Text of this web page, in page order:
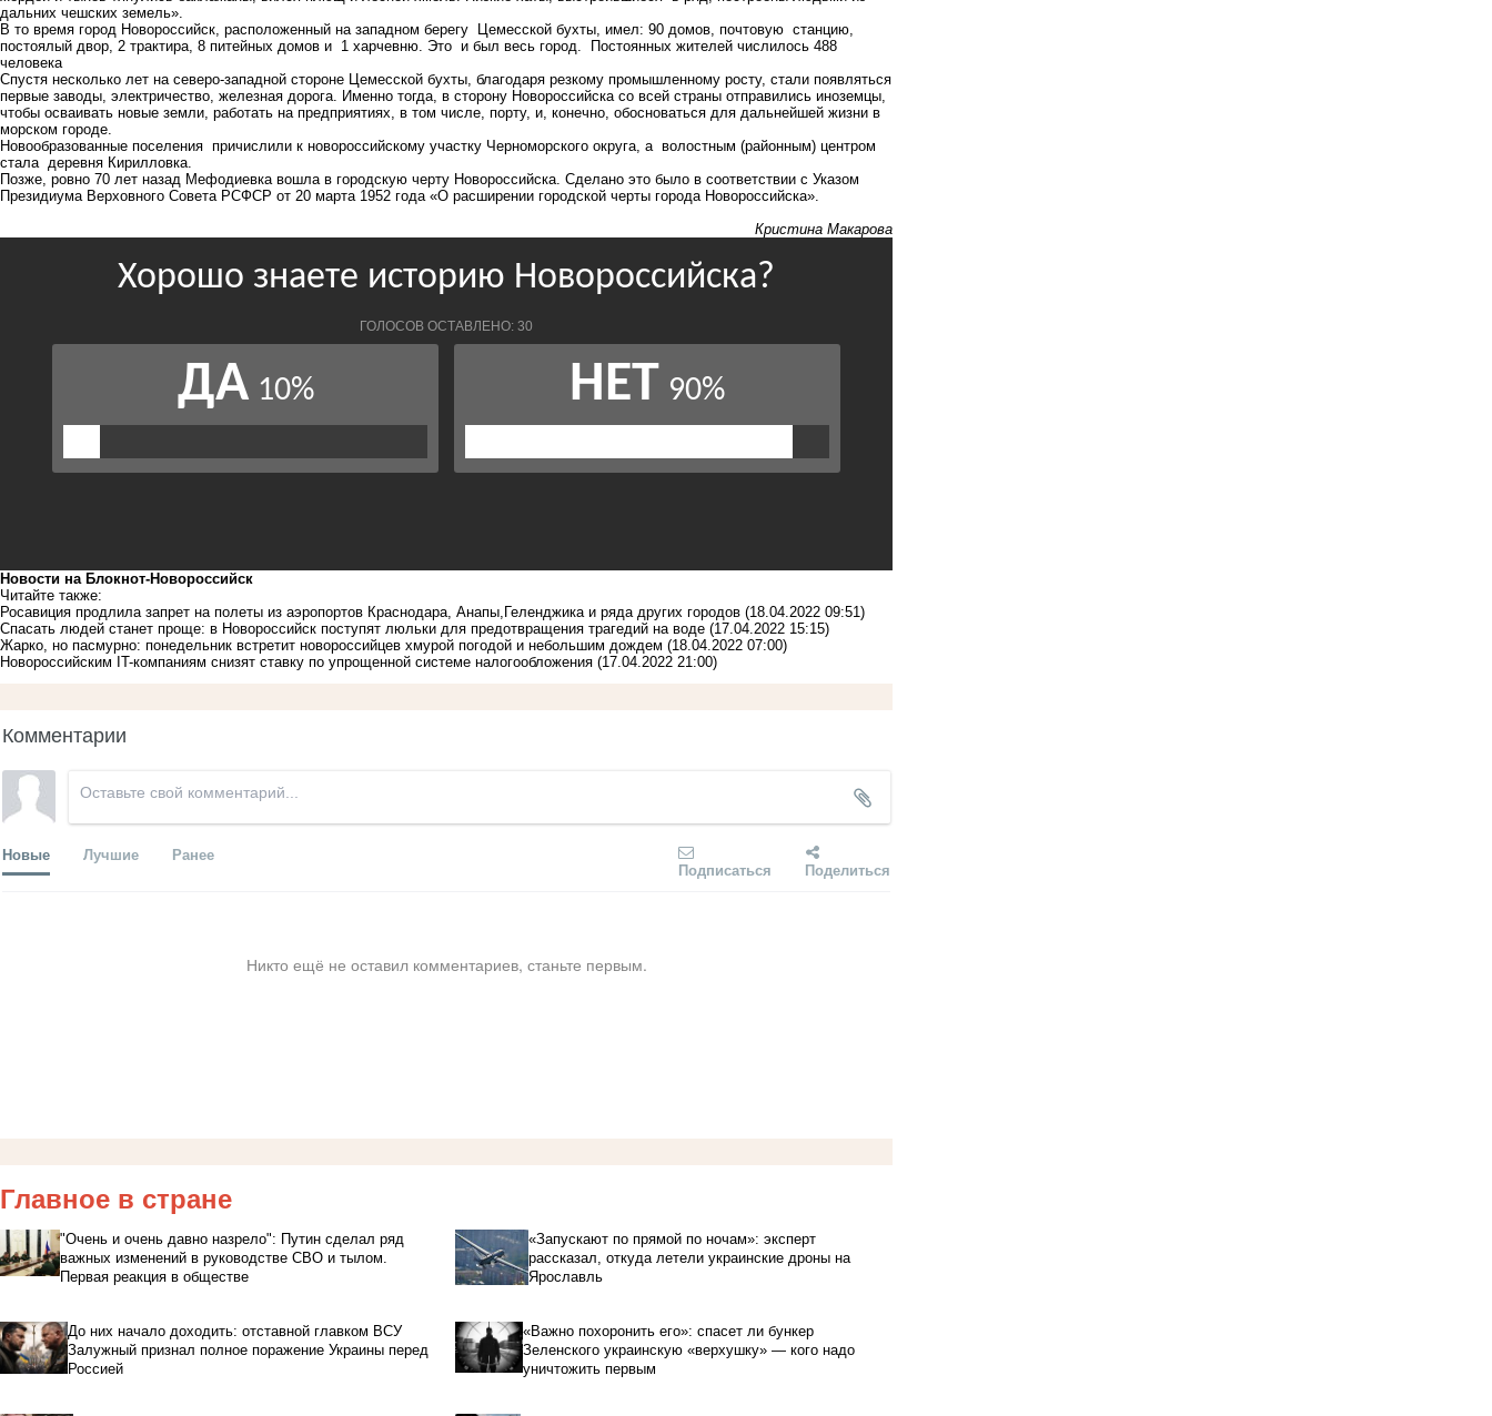
дальних чешских земель».
В то время город Новороссийск, расположенный на западном берегу Цемесской бухты, имел: 90 домов, почтовую станцию,
постоялый двор, 2 трактира, 8 питейных домов и 1 харчевню. Это и был весь город. Постоянных жителей числилось 488
человека
Спустя несколько лет на северо-западной стороне Цемесской бухты, благодаря резкому промышленному росту, стали появляться
первые заводы, электричество, железная дорога. Именно тогда, в сторону Новороссийска со всей страны отправились иноземцы,
чтобы осваивать новые земли, работать на предприятиях, в том числе, порту, и, конечно, обосноваться для дальнейшей жизни в
морском городе.
Новообразованные поселения причислили к новороссийскому участку Черноморского округа, а волостным (районным) центром
стала деревня Кирилловка.
Позже, ровно 70 лет назад Мефодиевка вошла в городскую черту Новороссийска. Сделано это было в соответствии с Указом
Президиума Верховного Совета РСФСР от 20 марта 1952 года «О расширении городской черты города Новороссийска».
Кристина Макарова
Новости на Блoкнoт-Новороссийск
Читайте также:
Росавиция продлила запрет на полеты из аэропортов Краснодара, Анапы,Геленджика и ряда других городов (18.04.2022 09:51)
Спасать людей станет проще: в Новороссийск поступят люльки для предотвращения трагедий на воде (17.04.2022 15:15)
Жарко, но пасмурно: понедельник встретит новороссийцев хмурой погодой и небольшим дождем (18.04.2022 07:00)
Новороссийским IT-компаниям снизят ставку по упрощенной системе налогообложения (17.04.2022 21:00)
Комментарии
Новые Лучшие Ранее
Подписаться Поделиться
Никто ещё не оставил комментариев, станьте первым.
Главное в стране
"Очень и очень давно назрело": Путин сделал ряд
важных изменений в руководстве СВО и тылом.
Первая реакция в обществе
«Запускают по прямой по ночам»: эксперт
рассказал, откуда летели украинские дроны на
Ярославль
До них начало доходить: отставной главком ВСУ
Залужный признал полное поражение Украины перед
Россией
«Важно похоронить его»: спасет ли бункер
Зеленского украинскую «верхушку» — кого надо
уничтожить первым